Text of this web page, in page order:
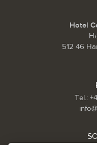
Hotel
512 46
Tel.: